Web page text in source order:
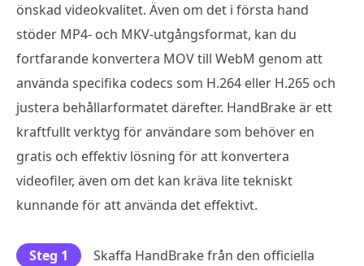
önskad videokvalitet. Även om det i första hand
stöder MP4- och MKV-utgångsformat, kan du
fortfarande konvertera MOV till WebM genom att
använda specifika codecs som H.264 eller H.265 och
justera behållarformatet därefter. HandBrake är ett
kraftfullt verktyg för användare som behöver en
gratis och effektiv lösning för att konvertera
videofiler, även om det kan kräva lite tekniskt
kunnande för att använda det effektivt.
Steg 1
Skaffa HandBrake från den officiella